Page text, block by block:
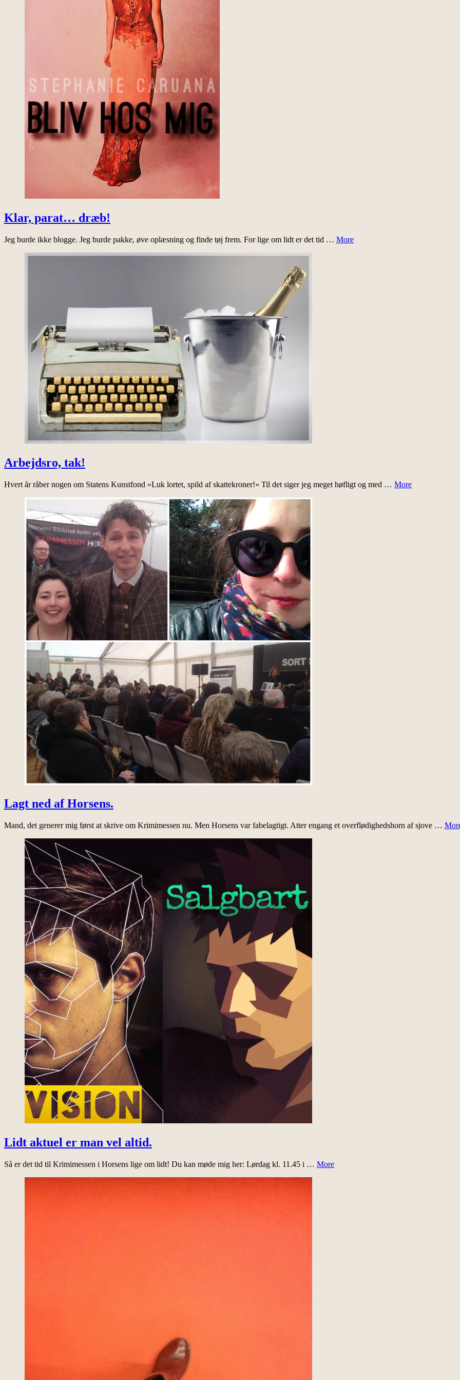
Klar, parat… dræb!
Jeg burde ikke blogge. Jeg burde pakke, øve oplæsning og finde tøj frem. For lige om lidt er det tid … More
Arbejdsro, tak!
Hvert år råber nogen om Statens Kunstfond »Luk lortet, spild af skattekroner!« Til det siger jeg meget høfligt og med … More
Lagt ned af Horsens.
Mand, det generer mig først at skrive om Krimimessen nu. Men Horsens var fabelagtigt. Atter engang et overflødighedshorn af sjove …
Lidt aktuel er man vel altid.
Så er det tid til Krimimessen i Horsens lige om lidt! Du kan møde mig her: Lørdag kl. 11.45 i … More